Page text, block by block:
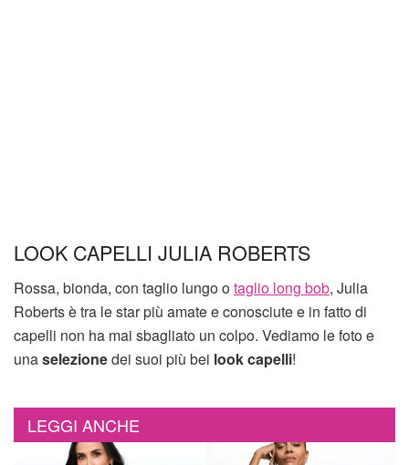
LOOK CAPELLI JULIA ROBERTS
Rossa, bionda, con taglio lungo otaglio long bob, Julia
Roberts è tra le star più amate e conosciute e in fatto di
capelli non ha mai sbagliato un colpo. Vediamo le foto e
unaselezionedei suoi più bei look capelli!
LEGGI ANCHE